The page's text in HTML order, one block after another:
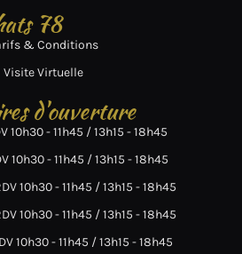
78
& Conditions
Visite Virtuelle
d'ouverture
10h30 - 11h45 / 13h15 - 18h45
10h30 - 11h45 / 13h15 - 18h45
10h30 - 11h45 / 13h15 - 18h45
10h30 - 11h45 / 13h15 - 18h45
10h30 - 11h45 / 13h15 - 18h45